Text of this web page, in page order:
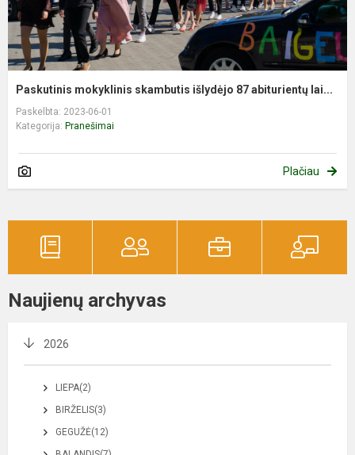
Paskutinis mokyklinis skambutis išlydėjo 87 abiturientų lai...
Paskelbta: 2023-06-01
Kategorija: Pranešimai
Plačiau
Naujienų archyvas
2026
LIEPA(2)
BIRŽELIS(3)
GEGUŽĖ(12)